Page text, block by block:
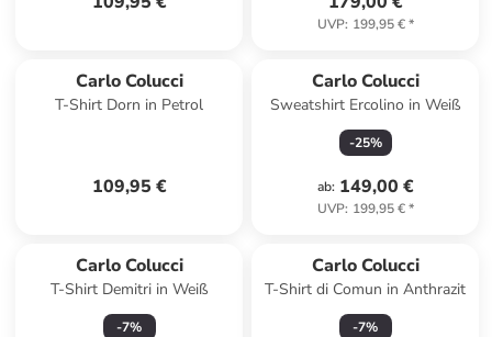
UVP: 199,95 €*
Carlo Colucci
T-Shirt Dorn in Petrol
109,95 €
Carlo Colucci
Sweatshirt Ercolino in Weiß
-25%
ab: 149,00 €
UVP: 199,95 €*
Carlo Colucci
T-Shirt Demitri in Weiß
-7%
Carlo Colucci
T-Shirt di Comun in Anthrazit
-7%